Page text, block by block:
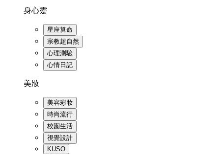
身心靈
星座算命
宗教超自然
心理測驗
心情日記
美妝
美容彩妝
時尚流行
校園生活
視覺設計
KUSO